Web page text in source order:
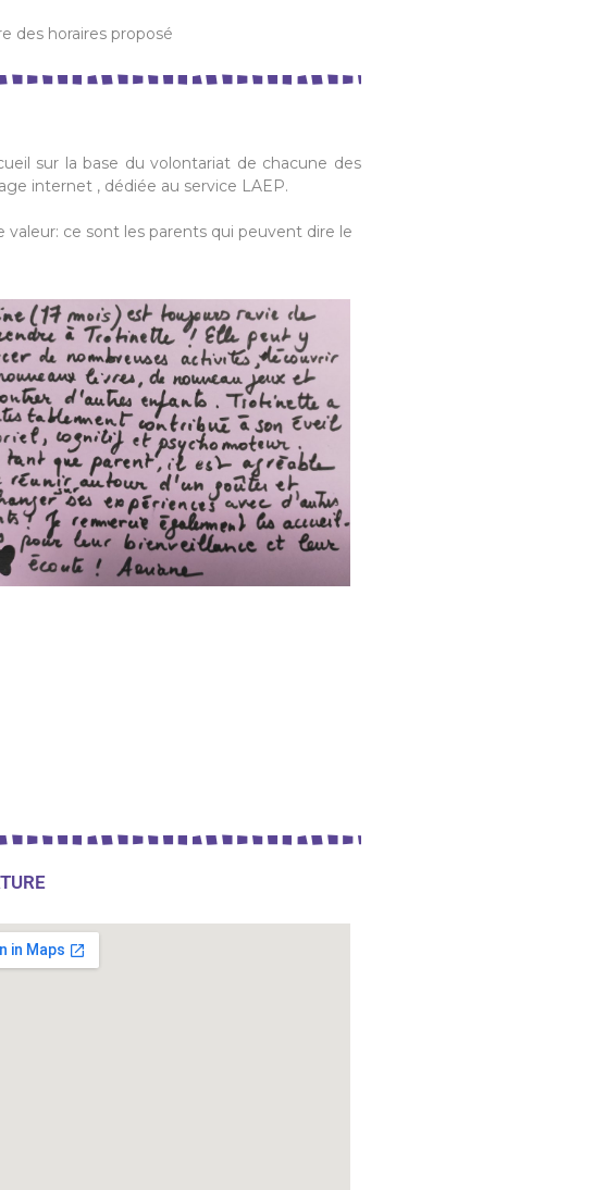
des horaires proposé
sur la base du volontariat de chacune des
internet , dédiée au service LAEP.
valeur: ce sont les parents qui peuvent dire le